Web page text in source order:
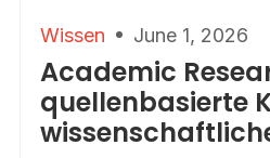
Wissen June 1, 2026
Academic
quellenbasierte